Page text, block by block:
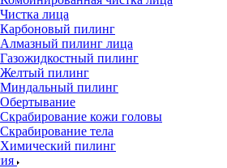
Чистка лица
Карбоновый пилинг
Алмазный пилинг лица
Газожидкостный пилинг
Желтый пилинг
Миндальный пилинг
Обертывание
Скрабирование кожи головы
Скрабирование тела
Химический пилинг